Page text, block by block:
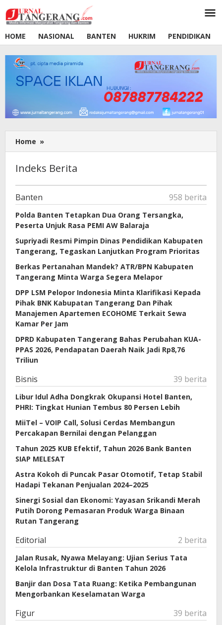
ke
konten
HOME
NASIONAL BANTEN HUKRIM PENDIDIKAN
Home »
Berita
Indeks Berita
September
9,
2017
oleh
Banten 958 berita
Polda Banten Tetapkan Dua Orang Tersangka,
Peserta Unjuk Rasa PEMI AW Balaraja
Supriyadi Resmi Pimpin Dinas Pendidikan Kabupaten
Tangerang, Tegaskan Lanjutkan Program Prioritas
Berkas Pertanahan Mandek? ATR/BPN Kabupaten
Tangerang Minta Warga Segera Melapor
DPP LSM Pelopor Indonesia Minta Klarifikasi Kepada
Pihak BNK Kabupatan Tangerang Dan Pihak
Manajemen Apartemen ECOHOME Terkait Sewa
Kamar Per Jam
DPRD Kabupaten Tangerang Bahas Perubahan KUA-
PPAS 2026, Pendapatan Daerah Naik Jadi Rp8,76
Triliun
Bisnis 39 berita
Libur Idul Adha Dongkrak Okupansi Hotel Banten,
PHRI: Tingkat Hunian Tembus 80 Persen Lebih
MiiTel – VOIP Call, Solusi Cerdas Membangun
Percakapan Bernilai dengan Pelanggan
Tahun 2025 KUB Efektif, Tahun 2026 Bank Banten
SIAP MELESAT
Astra Kokoh di Puncak Pasar Otomotif, Tetap Stabil
Hadapi Tekanan Penjualan 2024–2025
Sinergi Sosial dan Ekonomi: Yayasan Srikandi Merah
Putih Dorong Pemasaran Produk Warga Binaan
Rutan Tangerang
Editorial 2 berita
Jalan Rusak, Nyawa Melayang: Ujian Serius Tata
Kelola Infrastruktur di Banten Tahun 2026
Banjir dan Dosa Tata Ruang: Ketika Pembangunan
Mengorbankan Keselamatan Warga
Figur 39 berita